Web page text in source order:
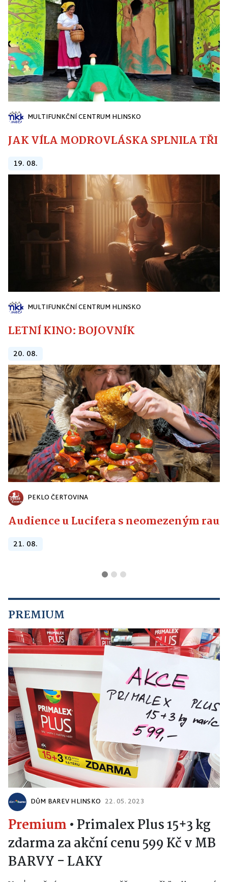
MULTIFUNKČNÍ CENTRUM HLINSKO
JAK VÍLA MODROVLÁSKA SPLNILA
19. 08.
MULTIFUNKČNÍ CENTRUM HLINSKO
LETNÍ KINO: BOJOVNÍK
20. 08.
PEKLO ČERTOVINA
Audience u Lucifera s neomezeným
21. 08.
PREMIUM
DŮM BAREV HLINSKO 22. 05. 2023
Premium • Primalex Plus 15+3 kg
zdarma za akční cenu 599 Kč v MB
BARVY - LAKY